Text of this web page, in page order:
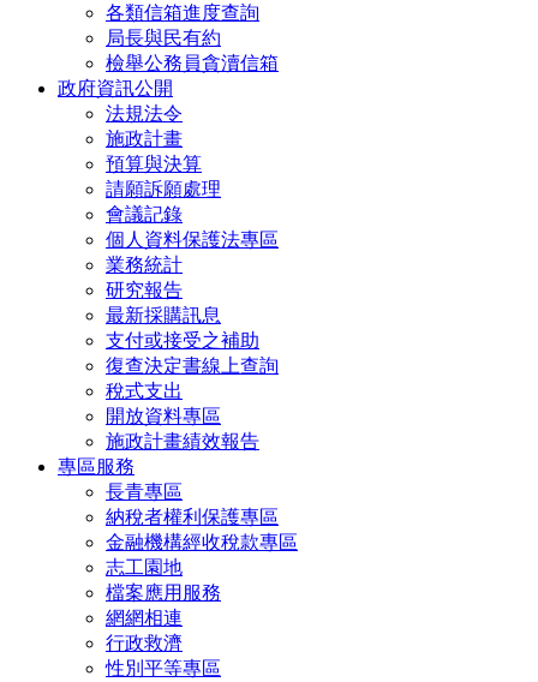
各類信箱進度查詢
局長與民有約
檢舉公務員貪瀆信箱
政府資訊公開
法規法令
施政計畫
預算與決算
請願訴願處理
會議記錄
個人資料保護法專區
業務統計
研究報告
最新採購訊息
支付或接受之補助
復查決定書線上查詢
稅式支出
開放資料專區
施政計畫績效報告
專區服務
長青專區
納稅者權利保護專區
金融機構經收稅款專區
志工園地
檔案應用服務
網網相連
行政救濟
性別平等專區